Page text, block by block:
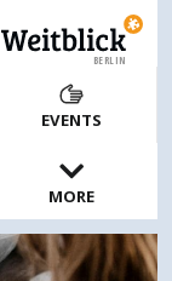
BERLIN
EVENTS
MORE